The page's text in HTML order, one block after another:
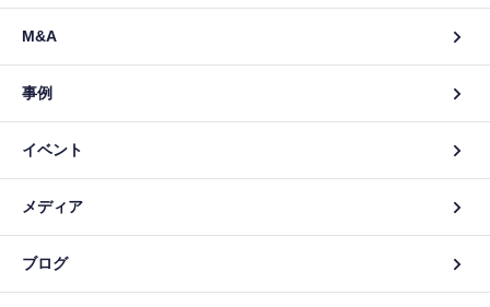
M&A
事例
イベント
メディア
ブログ